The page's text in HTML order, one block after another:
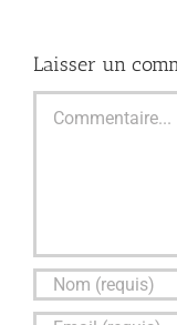
Laisser un